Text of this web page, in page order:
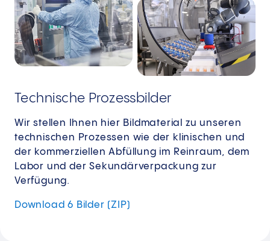
Technische Prozessbilder
Wir stellen Ihnen hier Bildmaterial zu unseren
technischen Prozessen wie der klinischen und
der kommerziellen Abfüllung im Reinraum, dem
Labor und der Sekundärverpackung zur
Verfügung.
Download 6 Bilder (ZIP)